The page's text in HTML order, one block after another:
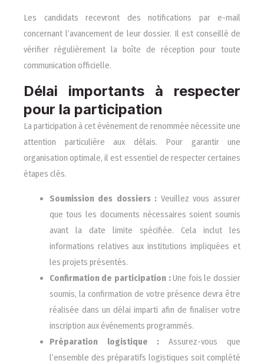
Les candidats recevront des notifications par e-mail
concernant l’avancement de leur dossier. Il est conseillé de
vérifier régulièrement la boîte de réception pour toute
communication officielle.
Délai importants à respecter
pour la participation
La participation à cet événement de renommée nécessite une
attention particulière aux délais. Pour garantir une
organisation optimale, il est essentiel de respecter certaines
étapes clés.
Soumission des dossiers : Veuillez vous assurer
que tous les documents nécessaires soient soumis
avant la date limite spécifiée. Cela inclut les
informations relatives aux institutions impliquées et
les projets présentés.
Confirmation de participation :Une fois le dossier
soumis, la confirmation de votre présence devra être
réalisée dans un délai imparti afin de finaliser votre
inscription aux événements programmés.
Préparation logistique : Assurez-vous que
l’ensemble des préparatifs logistiques soit complété